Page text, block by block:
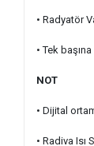
• Radyatör
• Tek
NOT
• Dijital
• Radiva